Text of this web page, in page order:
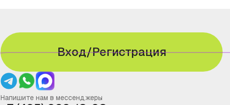
Вход/Регистрация
Напишите нам в мессенджеры